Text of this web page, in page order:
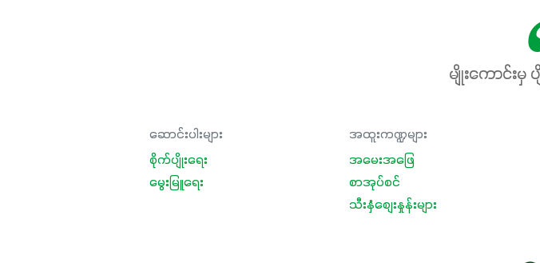
မျိုးကောင်းမှ
ဆောင်းပါးများ
စိုက်ပျိုးရေး
မွေးမြူရေး
အထူးကဏ္ဍများ
အမေးအဖြေ
စာအုပ်စင်
သီးနှံစျေးနှုန်းများ